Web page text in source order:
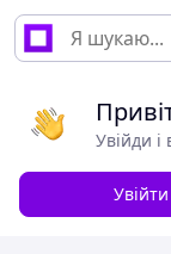
Увійди
Увійти